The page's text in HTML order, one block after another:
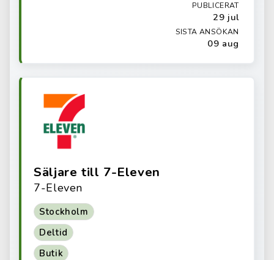
PUBLICERAT
29 jul
SISTA ANSÖKAN
09 aug
Säljare till 7-Eleven
7-Eleven
Stockholm
Deltid
Butik